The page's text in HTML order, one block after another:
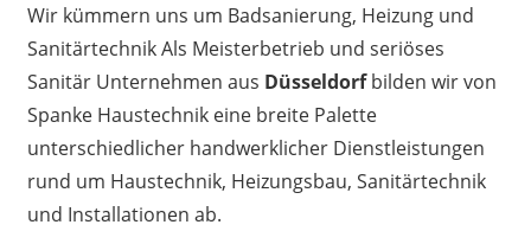
Wir kümmern uns um Badsanierung, Heizung und
Sanitärtechnik Als Meisterbetrieb und seriöses
Sanitär Unternehmen aus Düsseldorfbilden wir von
Spanke Haustechnik eine breite Palette
unterschiedlicher handwerklicher Dienstleistungen
rund um Haustechnik, Heizungsbau, Sanitärtechnik
und Installationen ab.